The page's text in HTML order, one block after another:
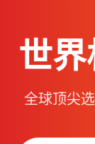
世
全球顶尖